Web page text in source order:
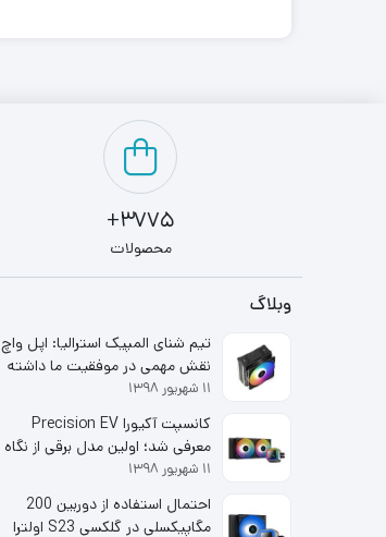
3775+
محصولات
وبلاگ
تیم شنای المپیک استرالیا: اپل واچ
نقش مهمی در موفقیت ما داشته
است
۱۱ شهریور ۱۳۹۸
کانسپت آکیورا Precision EV
معرفی شد؛ اولین مدل برقی از نگاه
شاخه لوکس هوندا
۱۱ شهریور ۱۳۹۸
احتمال استفاده از دوربین 200
مگاپیکسلی در گلکسی S23 اولترا